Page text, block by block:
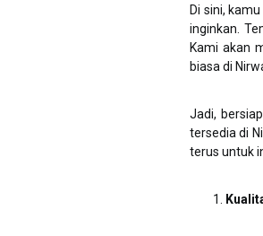
Di sini,
inginkan.
Kami akan
biasa di
Jadi,
tersedia di
terus untuk